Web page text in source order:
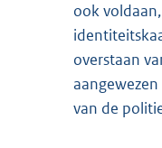
ook
overstaan
van de